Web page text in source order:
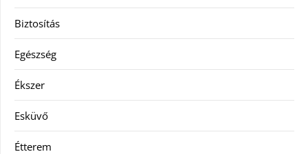
Biztosítás
Egészség
Ékszer
Esküvő
Étterem